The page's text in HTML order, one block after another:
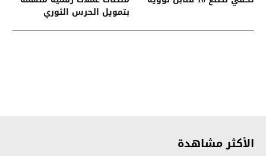
بتمويل الحرس الثوري
الأكثر مشاهدة